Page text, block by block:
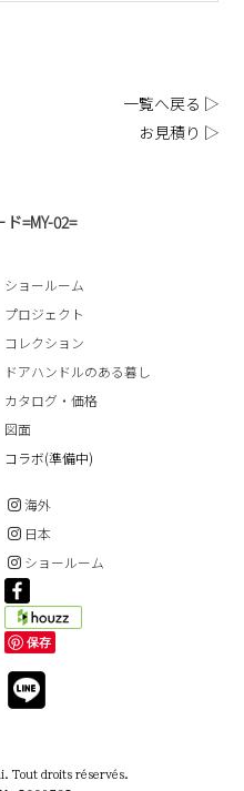
一覧へ戻る ▷
お見積り ▷
=MY-02=
ショールーム
プロジェクト
コレクション
ドアハンドルのある暮し
カタログ・価格
図面
コラボ(準備中)
海外
日本
ショールーム
保存
Tout droits réservés.